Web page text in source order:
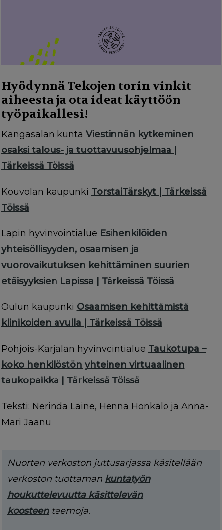
Hyödynnä Tekojen torin vinkit
aiheesta ja ota ideat käyttöön
työpaikallesi!
Kangasalan kunta Viestinnän kytkeminen
osaksi talous- ja tuottavuusohjelmaa |
Tärkeissä Töissä
Kouvolan kaupunki TorstaiTärskyt | Tärkeissä
Töissä
Lapin hyvinvointialue Esihenkilöiden
yhteisöllisyyden, osaamisen ja
vuorovaikutuksen kehittäminen suurien
etäisyyksien Lapissa | Tärkeissä Töissä
Oulun kaupunki Osaamisen kehittämistä
klinikoiden avulla | Tärkeissä Töissä
Pohjois-Karjalan hyvinvointialue Taukotupa –
koko henkilöstön yhteinen virtuaalinen
taukopaikka | Tärkeissä Töissä
Teksti: Nerinda Laine, Henna Honkalo ja Anna-
Mari Jaanu
Nuorten verkoston juttusarjassa käsitellään
verkoston tuottaman kuntatyön
houkuttelevuutta käsittelevän
koosteenteemoja.